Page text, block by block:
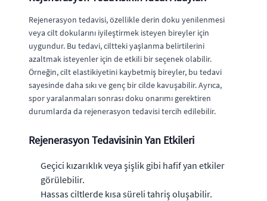
Rejenerasyon tedavisi, özellikle derin doku yenilenmesi
veya cilt dokularını iyileştirmek isteyen bireyler için
uygundur. Bu tedavi, ciltteki yaşlanma belirtilerini
azaltmak isteyenler için de etkili bir seçenek olabilir.
Örneğin, cilt elastikiyetini kaybetmiş bireyler, bu tedavi
sayesinde daha sıkı ve genç bir cilde kavuşabilir. Ayrıca,
spor yaralanmaları sonrası doku onarımı gerektiren
durumlarda da rejenerasyon tedavisi tercih edilebilir.
Rejenerasyon Tedavisinin Yan Etkileri
Geçici kızarıklık veya şişlik gibi hafif yan etkiler
görülebilir.
Hassas ciltlerde kısa süreli tahriş oluşabilir.